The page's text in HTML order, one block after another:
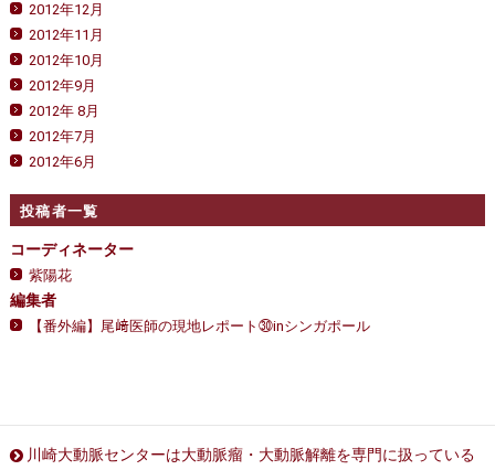
2012年12月
2012年11月
2012年10月
2012年9月
2012年 8月
2012年7月
2012年6月
投稿者一覧
コーディネーター
紫陽花
編集者
【番外編】尾﨑医師の現地レポート㉚inシンガポール
川崎大動脈センターは大動脈瘤・大動脈解離を専門に扱っている